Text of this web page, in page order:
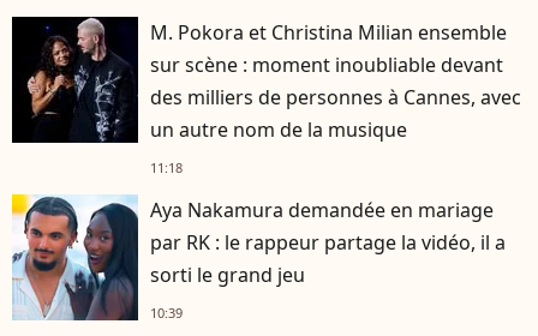
M. Pokora et Christina Milian ensemble
sur scène : moment inoubliable devant
des milliers de personnes à Cannes, avec
un autre nom de la musique
11:18
Aya Nakamura demandée en mariage
par RK : le rappeur partage la vidéo, il a
sorti le grand jeu
10:39